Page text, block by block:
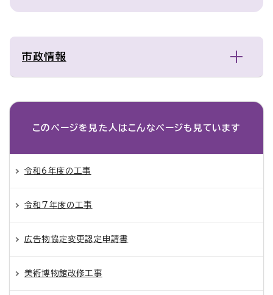
市政情報
このページを見た人は こんなページも見ています
令和6年度の工事
令和7年度の工事
広告物協定変更認定申請書
美術博物館改修工事